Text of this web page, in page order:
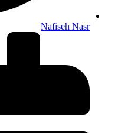
Nafiseh Nasr